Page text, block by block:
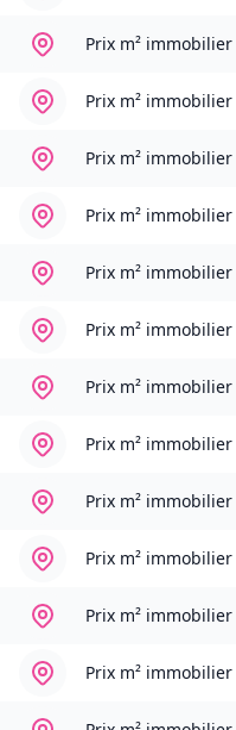
Prix m² immobilier
Prix m² immobilier
Prix m² immobilier
Prix m² immobilier
Prix m² immobilier
Prix m² immobilier
Prix m² immobilier
Prix m² immobilier
Prix m² immobilier
Prix m² immobilier
Prix m² immobilier
Prix m² immobilier